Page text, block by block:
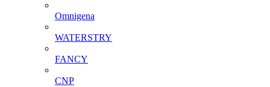
Omnigena
WATERSTRY
FANCY
CNP